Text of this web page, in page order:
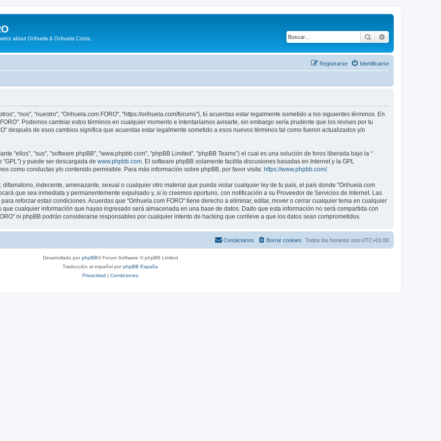
about Orihuela & Orihuela Costa. Buscar
Identificarse
Registrarse
"nos", "nuestro", "Orihuela.com FORO", "https://orihuela.com/forums"), tú acuerdas estar legalmente sometido a los siguientes términos. En
Podemos cambiar estos términos en cualquier momento e intentaríamos avisarte, sin embargo sería prudente que los revises por tu
después de esos cambios significa que acuerdas estar legalmente sometido a esos nuevos términos tal como fueron actualizados y/o
"ellos", "sus", "software phpBB", "www.phpbb.com", "phpBB Limited", "phpBB Teams") el cual es una solución de foros liberada bajo la “
"GPL") y puede ser descargada de www.phpbb.com . El software phpBB solamente facilita discusiones basadas en Internet y la GPL
como conductas y/o contenido permisible. Para más información sobre phpBB, por favor visita: https://www.phpbb.com/.
indecente, amenazante, sexual o cualquier otro material que pueda violar cualquier ley de tu país, el país donde "Orihuela.com
que sea inmediata y permanentemente expulsado y, si lo creemos oportuno, con notificación a su Proveedor de Servicios de Internet. Las
reforzar estas condiciones. Acuerdas que "Orihuela.com FORO" tiene derecho a eliminar, editar, mover o cerrar cualquier tema en cualquier
cualquier información que hayas ingresado será almacenada en una base de datos. Dado que esta información no será compartida con
ni phpBB podrán considerarse responsables por cualquier intento de hacking que conlleve a que los datos sean comprometidos.
Todos los horarios son UTC+01:00
Borrar cookies
Contáctanos
Desarrollado porphpBB® Forum Software © phpBB Limited
Traducción al español porphpBB España
Privacidad | Condiciones